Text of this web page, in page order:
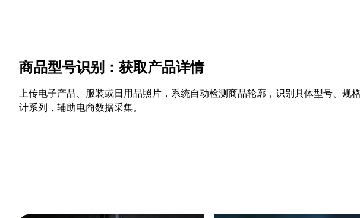
商品型号识别：获取产品详情
上传电子产品、服装或日用品照片，系统自动检测商品轮廓，识别具体型号、规
计系列，辅助电商数据采集。